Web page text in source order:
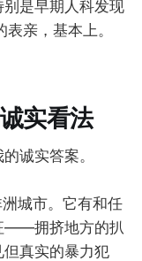
是早期人科发现
亲，基本上。
实看法
诚实答案。
城市。它有和任
——拥挤地方的扒
真实的暴力犯